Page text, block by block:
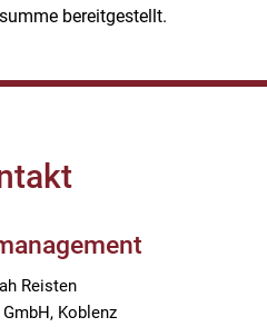
bereitgestellt.
Reisten
Koblenz